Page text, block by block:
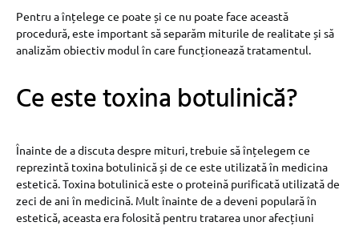
Pentru a înțelege ce poate și ce nu poate face această
procedură, este important să separăm miturile de realitate și să
analizăm obiectiv modul în care funcționează tratamentul.
Ce este toxina botulinică?
Înainte de a discuta despre mituri, trebuie să înțelegem ce
reprezintă toxina botulinică și de ce este utilizată în medicina
estetică. Toxina botulinică este o proteină purificată utilizată de
zeci de ani în medicină. Mult înainte de a deveni populară în
estetică, aceasta era folosită pentru tratarea unor afecțiuni